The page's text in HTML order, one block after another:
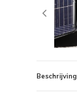
Beschrijving